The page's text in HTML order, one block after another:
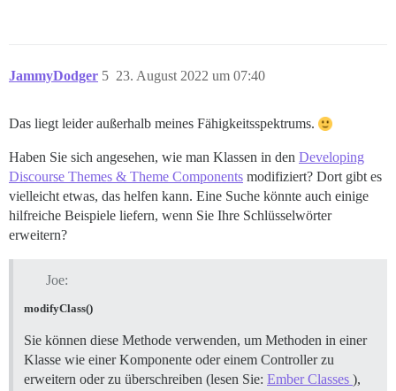
JammyDodger 23. August 2022 um 07:40
5
Das liegt leider außerhalb meines Fähigkeitsspektrums.
Haben Sie sich angesehen, wie man Klassen in den Developing
Discourse Themes & Theme Components modifiziert? Dort gibt es
vielleicht etwas, das helfen kann. Eine Suche könnte auch einige
hilfreiche Beispiele liefern, wenn Sie Ihre Schlüsselwörter
erweitern?
Joe:
modifyClass()
Sie können diese Methode verwenden, um Methoden in einer
Klasse wie einer Komponente oder einem Controller zu
erweitern oder zu überschreiben (lesen Sie: Ember Classes ),